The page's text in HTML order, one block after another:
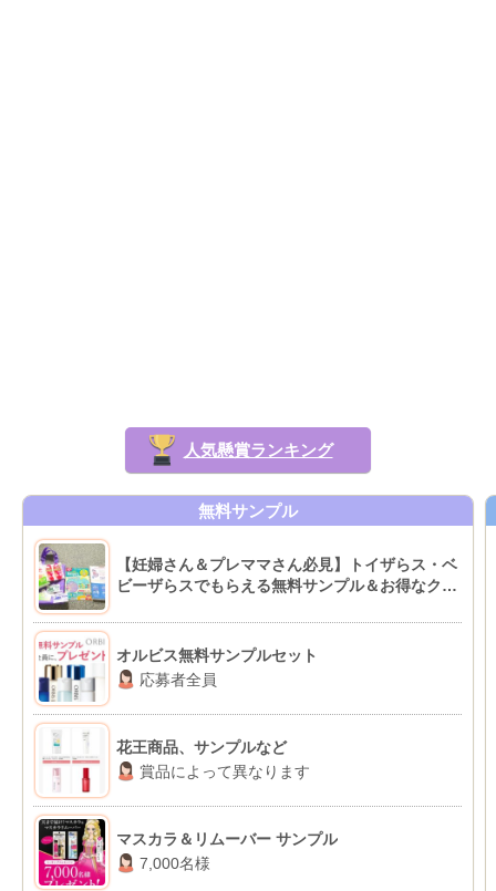
人気懸賞ランキング
無料サンプル
【妊婦さん＆プレママさん必見】トイザらス・ベ
ビーザらスでもらえる無料サンプル＆お得なクー
オルビス無料サンプルセット
応募者全員
花王商品、サンプルなど
賞品によって異なります
マスカラ＆リムーバー サンプル
7,000名様